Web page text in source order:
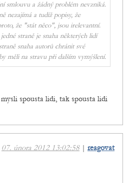
smlouvu a žádný problém nevzniká.
nezajímá a tudíž popisy, že
že "stát něco", jsou irelevantní.
straně je snaha některých lidí
snaha autorů chránit své
měli na stravu při dalším vymýšlení.
spousta lidi, tak spousta lidi
07. února 2012 13:02:58| reagovat